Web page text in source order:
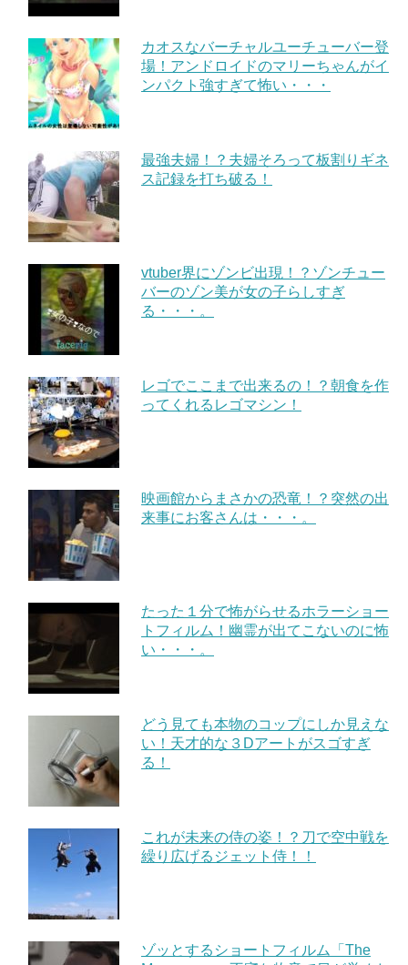
カオスなバーチャルユーチューバー登
場！アンドロイドのマリーちゃんがイ
ンパクト強すぎて怖い・・・
最強夫婦！？夫婦そろって板割りギネ
ス記録を打ち破る！
vtuber界にゾンビ出現！？ゾンチュー
バーのゾン美が女の子らしすぎ
る・・・。
レゴでここまで出来るの！？朝食を作
ってくれるレゴマシン！
映画館からまさかの恐竜！？突然の出
来事にお客さんは・・・。
たった１分で怖がらせるホラーショー
トフィルム！幽霊が出てこないのに怖
い・・・。
どう見ても本物のコップにしか見えな
い！天才的な３Dアートがスゴすぎ
る！
これが未来の侍の姿！？刀で空中戦を
繰り広げるジェット侍！！
ゾッとするショートフィルム「The